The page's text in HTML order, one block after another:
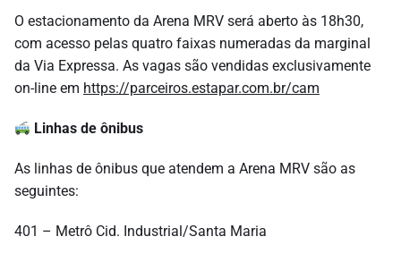
O estacionamento da Arena MRV será aberto às 18h30,
com acesso pelas quatro faixas numeradas da marginal
da Via Expressa. As vagas são vendidas exclusivamente
on-line em https://parceiros.estapar.com.br/cam
Linhas de ônibus
As linhas de ônibus que atendem a Arena MRV são as
seguintes:
401 – Metrô Cid. Industrial/Santa Maria